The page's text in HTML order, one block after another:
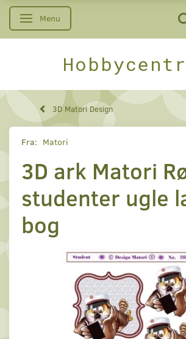
Skifte navigation
Menu
3D Matori Design
Fra: Matori
3D ark Matori
studenter ugle
bog